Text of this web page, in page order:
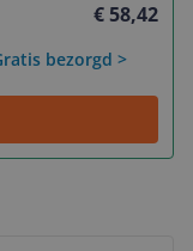
€ 58,42
bezorgd >